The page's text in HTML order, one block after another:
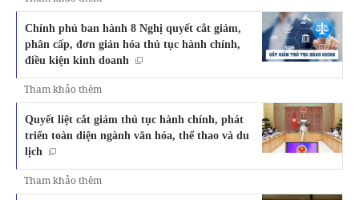
Chính phủ ban hành 8 Nghị quyết cắt giảm,
phân cấp, đơn giản hóa thủ tục hành chính,
điều kiện kinh doanh
Tham khảo thêm
Quyết liệt cắt giảm thủ tục hành chính, phát
triển toàn diện ngành văn hóa, thể thao và du
lịch
Tham khảo thêm